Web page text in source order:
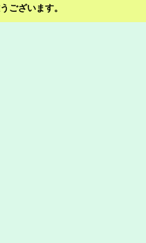
ございます。